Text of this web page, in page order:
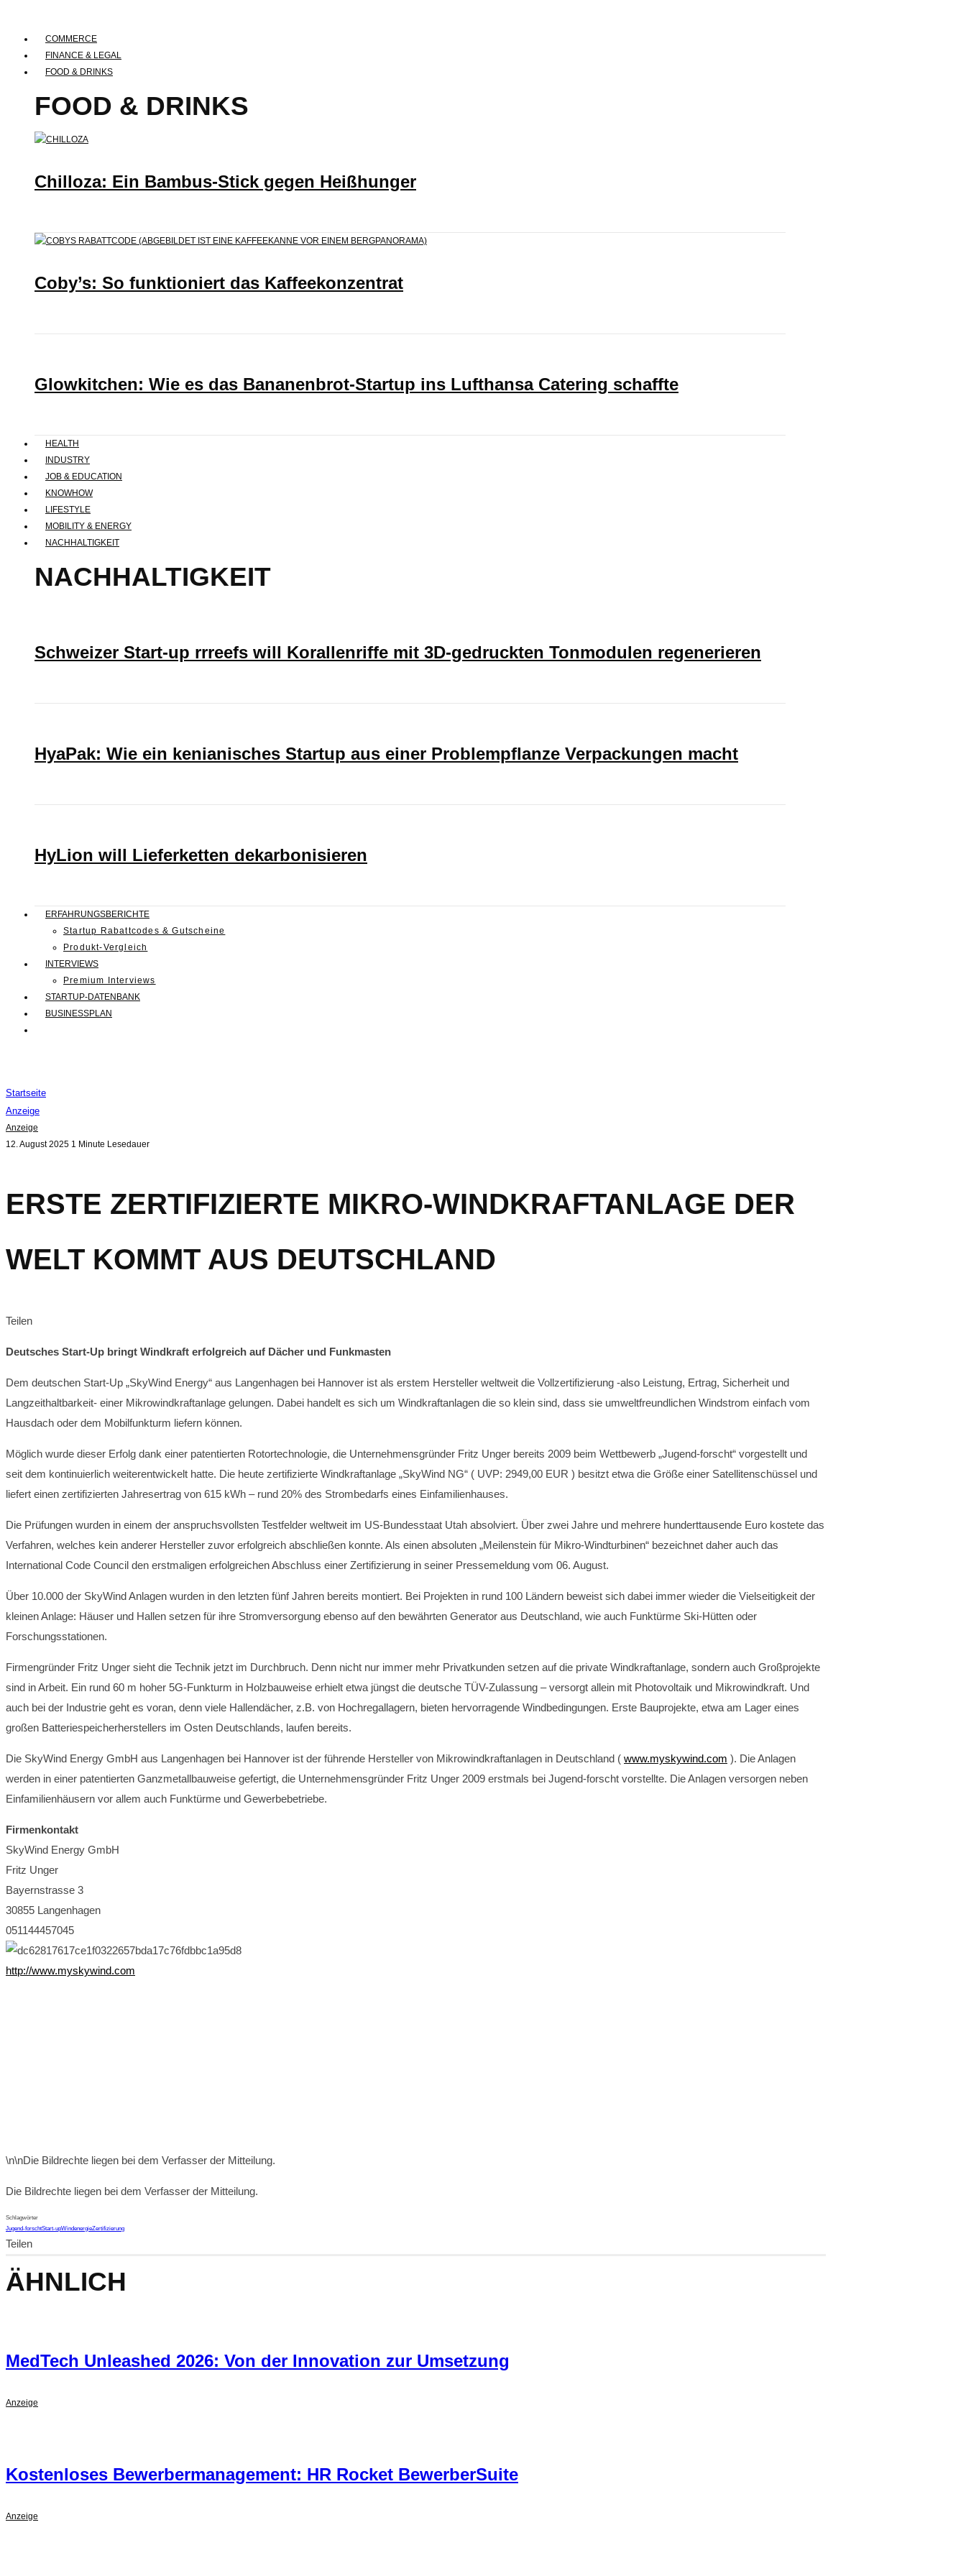
COMMERCE
FINANCE & LEGAL
FOOD & DRINKS
FOOD & DRINKS
Chilloza: Ein Bambus-Stick gegen Heißhunger
Coby’s: So funktioniert das Kaffeekonzentrat
Glowkitchen: Wie es das Bananenbrot-Startup ins Lufthansa Catering schaffte
HEALTH
INDUSTRY
JOB & EDUCATION
KNOWHOW
LIFESTYLE
MOBILITY & ENERGY
NACHHALTIGKEIT
NACHHALTIGKEIT
Schweizer Start-up rrreefs will Korallenriffe mit 3D-gedruckten Tonmodulen regenerieren
HyaPak: Wie ein kenianisches Startup aus einer Problempflanze Verpackungen macht
HyLion will Lieferketten dekarbonisieren
ERFAHRUNGSBERICHTE
Startup Rabattcodes & Gutscheine
Produkt-Vergleich
INTERVIEWS
Premium Interviews
STARTUP-DATENBANK
BUSINESSPLAN
Startseite
Anzeige
Anzeige
12. August 2025 1 Minute Lesedauer
ERSTE ZERTIFIZIERTE MIKRO-WINDKRAFTANLAGE DER
WELT KOMMT AUS DEUTSCHLAND
Teilen
Deutsches Start-Up bringt Windkraft erfolgreich auf Dächer und Funkmasten
Dem deutschen Start-Up „SkyWind Energy“ aus Langenhagen bei Hannover ist als erstem Hersteller weltweit die Vollzertifizierung -also Leistung, Ertrag, Sicherheit und
Langzeithaltbarkeit- einer Mikrowindkraftanlage gelungen. Dabei handelt es sich um Windkraftanlagen die so klein sind, dass sie umweltfreundlichen Windstrom einfach vom
Hausdach oder dem Mobilfunkturm liefern können.
Möglich wurde dieser Erfolg dank einer patentierten Rotortechnologie, die Unternehmensgründer Fritz Unger bereits 2009 beim Wettbewerb „Jugend-forscht“ vorgestellt und
seit dem kontinuierlich weiterentwickelt hatte. Die heute zertifizierte Windkraftanlage „SkyWind NG“ ( UVP: 2949,00 EUR ) besitzt etwa die Größe einer Satellitenschüssel und
liefert einen zertifizierten Jahresertrag von 615 kWh – rund 20% des Strombedarfs eines Einfamilienhauses.
Die Prüfungen wurden in einem der anspruchsvollsten Testfelder weltweit im US-Bundesstaat Utah absolviert. Über zwei Jahre und mehrere hunderttausende Euro kostete das
Verfahren, welches kein anderer Hersteller zuvor erfolgreich abschließen konnte. Als einen absoluten „Meilenstein für Mikro-Windturbinen“ bezeichnet daher auch das
International Code Council den erstmaligen erfolgreichen Abschluss einer Zertifizierung in seiner Pressemeldung vom 06. August.
Über 10.000 der SkyWind Anlagen wurden in den letzten fünf Jahren bereits montiert. Bei Projekten in rund 100 Ländern beweist sich dabei immer wieder die Vielseitigkeit der
kleinen Anlage: Häuser und Hallen setzen für ihre Stromversorgung ebenso auf den bewährten Generator aus Deutschland, wie auch Funktürme Ski-Hütten oder
Forschungsstationen.
Firmengründer Fritz Unger sieht die Technik jetzt im Durchbruch. Denn nicht nur immer mehr Privatkunden setzen auf die private Windkraftanlage, sondern auch Großprojekte
sind in Arbeit. Ein rund 60 m hoher 5G-Funkturm in Holzbauweise erhielt etwa jüngst die deutsche TÜV-Zulassung – versorgt allein mit Photovoltaik und Mikrowindkraft. Und
auch bei der Industrie geht es voran, denn viele Hallendächer, z.B. von Hochregallagern, bieten hervorragende Windbedingungen. Erste Bauprojekte, etwa am Lager eines
großen Batteriespeicherherstellers im Osten Deutschlands, laufen bereits.
Die SkyWind Energy GmbH aus Langenhagen bei Hannover ist der führende Hersteller von Mikrowindkraftanlagen in Deutschland ( www.myskywind.com ). Die Anlagen
werden in einer patentierten Ganzmetallbauweise gefertigt, die Unternehmensgründer Fritz Unger 2009 erstmals bei Jugend-forscht vorstellte. Die Anlagen versorgen neben
Einfamilienhäusern vor allem auch Funktürme und Gewerbebetriebe.
Firmenkontakt
SkyWind Energy GmbH
Fritz Unger
Bayernstrasse 3
30855 Langenhagen
051144457045
http://www.myskywind.com
\n\nDie Bildrechte liegen bei dem Verfasser der Mitteilung.
Die Bildrechte liegen bei dem Verfasser der Mitteilung.
Schlagwörter
Jugend-forschtStart-upWindenergieZertifizierung
Teilen
ÄHNLICH
MedTech Unleashed 2026: Von der Innovation zur Umsetzung
Anzeige
Kostenloses Bewerbermanagement: HR Rocket BewerberSuite
Anzeige